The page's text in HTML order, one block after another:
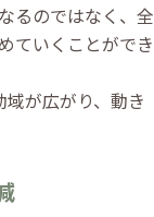
るのではなく、全
ていくことができ
が広がり、動き